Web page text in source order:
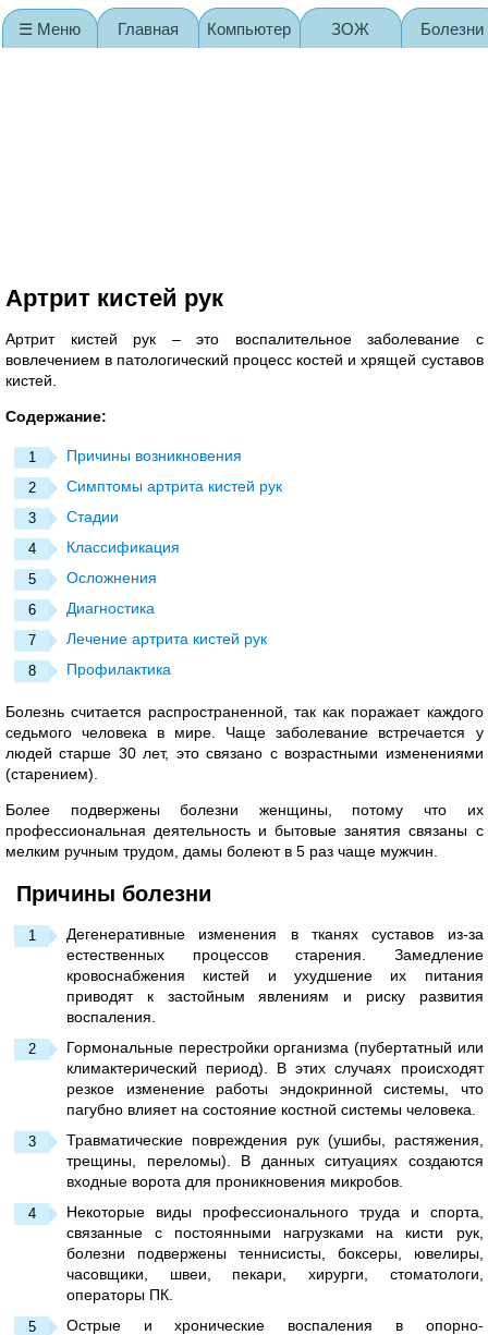
Артрит кистей рук
Артрит кистей рук – это воспалительное заболевание с
вовлечением в патологический процесс костей и хрящей суставов
кистей.
Содержание:
Причины возникновения
Симптомы артрита кистей рук
Стадии
Классификация
Осложнения
Диагностика
Лечение артрита кистей рук
Профилактика
Болезнь считается распространенной, так как поражает каждого
седьмого человека в мире. Чаще заболевание встречается у
людей старше 30 лет, это связано с возрастными изменениями
(старением).
Более подвержены болезни женщины, потому что их
профессиональная деятельность и бытовые занятия связаны с
мелким ручным трудом, дамы болеют в 5 раз чаще мужчин.
Причины болезни
Дегенеративные изменения в тканях суставов из-за
естественных процессов старения. Замедление
кровоснабжения кистей и ухудшение их питания
приводят к застойным явлениям и риску развития
воспаления.
Гормональные перестройки организма (пубертатный или
климактерический период). В этих случаях происходят
резкое изменение работы эндокринной системы, что
пагубно влияет на состояние костной системы человека.
Травматические повреждения рук (ушибы, растяжения,
трещины, переломы). В данных ситуациях создаются
входные ворота для проникновения микробов.
Некоторые виды профессионального труда и спорта,
связанные с постоянными нагрузками на кисти рук,
болезни подвержены теннисисты, боксеры, ювелиры,
часовщики, швеи, пекари, хирурги, стоматологи,
операторы ПК.
Острые и хронические воспаления в опорно-
☰ Меню Главная Компьютер ЗОЖ Болезни